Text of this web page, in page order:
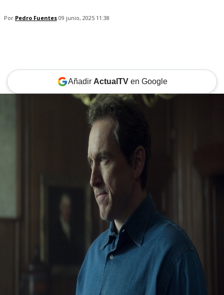
Por Pedro Fuentes 09 junio, 2025 11:38
Añadir ActualTVen Google